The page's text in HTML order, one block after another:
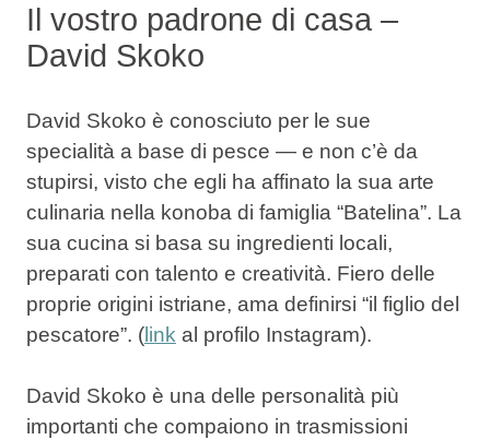
Il vostro padrone di casa –
David Skoko
David Skoko è conosciuto per le sue
specialità a base di pesce — e non c’è da
stupirsi, visto che egli ha affinato la sua arte
culinaria nella konoba di famiglia “Batelina”. La
sua cucina si basa su ingredienti locali,
preparati con talento e creatività. Fiero delle
proprie origini istriane, ama definirsi “il figlio del
pescatore”. (link al profilo Instagram).
David Skoko è una delle personalità più
importanti che compaiono in trasmissioni